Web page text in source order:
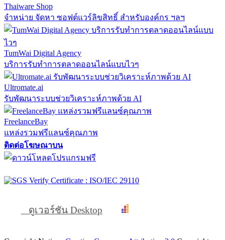
Thaiware Shop
จำหน่าย จัดหา ซอฟต์แวร์ลิขสิทธิ์ สำหรับองค์กร ฯลฯ
TumWai Digital Agency
บริการรับทำการตลาดออนไลน์แบบไวๆ
Ultromate.ai
รับพัฒนาระบบช่วยวิเคราะห์ภาพด้วย AI
FreelanceBay
แหล่งรวมฟรีแลนซ์คุณภาพ
ติดต่อโฆษณาบน
ดูเวอร์ชัน Desktop